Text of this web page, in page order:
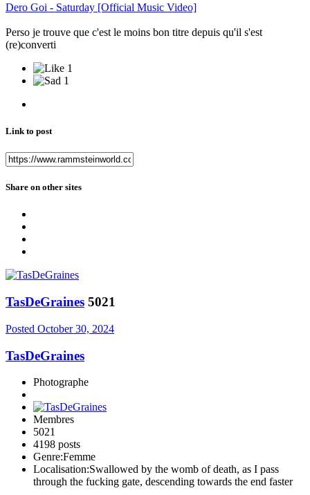
Dero Goi - Saturday [Official Music Video]
Perso je trouve que c'est le moins bon titre depuis qu'il s'est
(re)converti
1
1
Link to post
Share on other sites
TasDeGraines 5021
Posted October 30, 2024
TasDeGraines
Photographe
Membres
5021
4198 posts
Genre:Femme
Localisation:Swallowed by the womb of death, as I pass
through the fucking gate, descending towards the end faster